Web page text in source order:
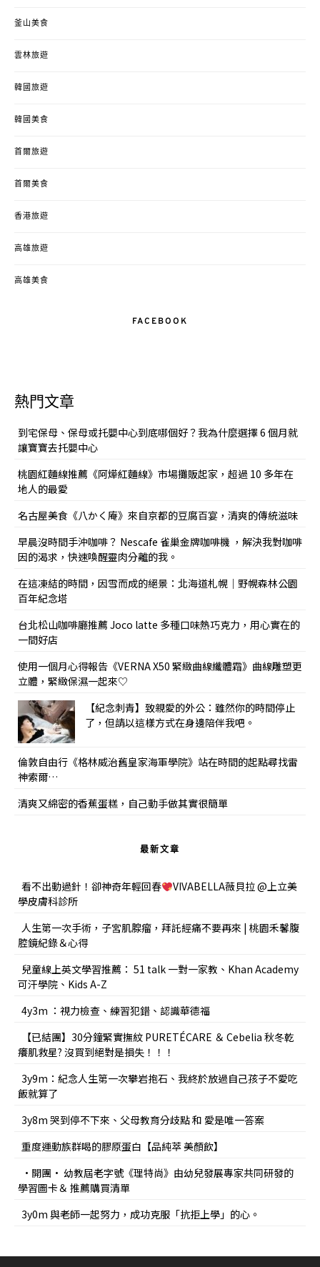
釜山美食
雲林旅遊
韓國旅遊
韓國美食
首爾旅遊
首爾美食
香港旅遊
高雄旅遊
高雄美食
FACEBOOK
熱門文章
到宅保母、保母或托嬰中心到底哪個好？我為什麼選擇 6 個月就
讓寶寶去托嬰中心
桃園紅麵線推薦《阿燁紅麵線》市場攤販起家，超過 10 多年在
地人的最愛
名古屋美食《八かく庵》來自京都的豆腐百宴，清爽的傳統滋味
早晨沒時間手沖咖啡？ Nescafe 雀巢金牌咖啡機 ，解決我對咖啡
因的渴求，快速喚醒靈肉分離的我。
在這凍結的時間，因雪而成的絕景：北海道札幌｜野幌森林公園
百年紀念塔
台北松山咖啡廳推薦 Joco latte 多種口味熱巧克力，用心實在的
一間好店
使用一個月心得報告《VERNA X50 緊緻曲線纖體霜》曲線雕塑更
立體，緊緻保濕一起來♡
【紀念刺青】致親愛的外公：雖然你的時間停止
了，但請以這樣方式在身邊陪伴我吧。
倫敦自由行《格林威治舊皇家海軍學院》站在時間的起點尋找雷
神索爾…
清爽又綿密的香蕉蛋糕，自己動手做其實很簡單
最新文章
看不出動過針！卻神奇年輕回春
VIVABELLA薇貝拉 @上立美
學皮膚科診所
人生第一次手術，子宮肌腺瘤，拜託經痛不要再來 | 桃園禾馨腹
腔鏡紀錄＆心得
兒童線上英文學習推薦： 51 talk 一對一家教、Khan Academy
可汗學院、Kids A-Z
4y3m ：視力檢查、練習犯錯、認識華德福
【已結團】30分鐘緊實撫紋 PURETÉCARE ＆ Cebelia 秋冬乾
癢肌救星? 沒買到絕對是損失！！！
3y9m：紀念人生第一次攀岩抱石、我終於放過自己孩子不愛吃
飯就算了
3y8m 哭到停不下來、父母教育分歧點 和 愛是唯一答案
重度運動族群喝的膠原蛋白【品純萃 美顏飲】
•開團• 幼教屆老字號《理特尚》由幼兒發展專家共同研發的
學習圖卡＆ 推薦購買清單
3y0m 與老師一起努力，成功克服「抗拒上學」的心。